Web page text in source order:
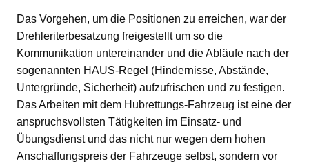
Das Vorgehen, um die Positionen zu erreichen, war der
Drehleriterbesatzung freigestellt um so die
Kommunikation untereinander und die Abläufe nach der
sogenannten HAUS-Regel (Hindernisse, Abstände,
Untergründe, Sicherheit) aufzufrischen und zu festigen.
Das Arbeiten mit dem Hubrettungs-Fahrzeug ist eine der
anspruchsvollsten Tätigkeiten im Einsatz- und
Übungsdienst und das nicht nur wegen dem hohen
Anschaffungspreis der Fahrzeuge selbst, sondern vor